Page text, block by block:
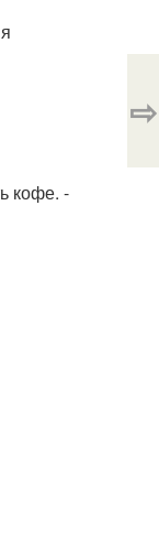
кофе. -
⇨